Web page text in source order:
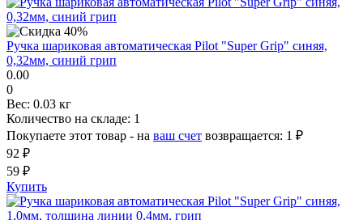
Ручка шариковая автоматическая Pilot "Super Grip" синяя,
0,32мм, синий грип
0.00
0
Вес: 0.03 кг
Количество на складе: 1
Покупаете этот товар - на ваш счет возвращается: 1 ₽
92 ₽
59 ₽
Купить